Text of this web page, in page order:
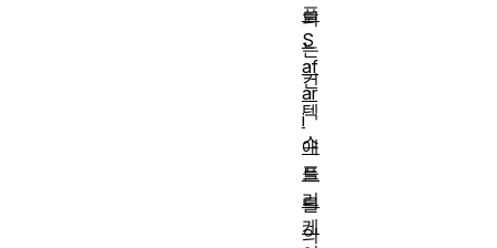
되
는
컨
텍
스
트
를
의
플
S
af
ar
i
애
플
리
케